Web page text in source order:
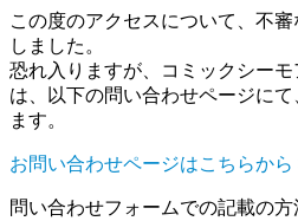
この度のアクセスについて、不
しました。
恐れ入りますが、コミックシー
は、以下の問い合わせページに
ます。
お問い合わせページはこちらから
問い合わせフォームでの記載の方